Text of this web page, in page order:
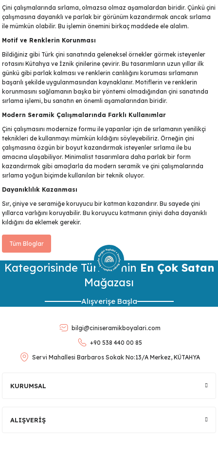
Çini çalışmalarında sırlama, olmazsa olmaz aşamalardan biridir. Çünkü çini
çalışmasına dayanıklı ve parlak bir görünüm kazandırmak ancak sırlama
ile mümkün olabilir. Bu işlemin önemini birkaç maddede ele alalım.
Motif ve Renklerin Korunması
Bildiğiniz gibi Türk çini sanatında geleneksel örnekler görmek isteyenler
rotasını Kütahya ve İznik çinilerine çevirir. Bu tasarımların uzun yıllar ilk
günkü gibi parlak kalması ve renklerin canlılığını koruması sırlamanın
başarılı şekilde uygulanmasından kaynaklanır. Motiflerin ve renklerin
korunmasını sağlamanın başka bir yöntemi olmadığından çini sanatında
sırlama işlemi, bu sanatın en önemli aşamalarından biridir.
Modern Seramik Çalışmalarında Farklı Kullanımlar
Çini çalışmasını modernize formu ile yapanlar için de sırlamanın yenilikçi
teknikleri de kullanmayı mümkün kıldığını söyleyebiliriz. Örneğin çini
çalışmasına özgün bir boyut kazandırmak isteyenler sırlama ile bu
amacına ulaşabiliyor. Minimalist tasarımlara daha parlak bir form
kazandırmak gibi amaçlarla da modern seramik ve çini çalışmalarında
sırlama yoğun biçimde kullanılan bir teknik oluyor.
Dayanıklılık Kazanması
Sır, çiniye ve seramiğe koruyucu bir katman kazandırır. Bu sayede çini
yıllarca varlığını koruyabilir. Bu koruyucu katmanın çiniyi daha dayanıklı
kıldığını da eklemek gerekir.
Tüm Bloglar
Kategorisinde Türkiye’nin En Çok Satan
Mağazası
Alışverişe Başla
bilgi@ciniseramikboyalari.com
+90 538 440 00 85
Servi Mahallesi Barbaros Sokak No:13/A Merkez, KÜTAHYA
KURUMSAL
ALIŞVERİŞ